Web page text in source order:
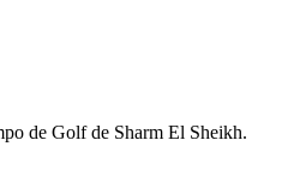
de Golf de Sharm El Sheikh.